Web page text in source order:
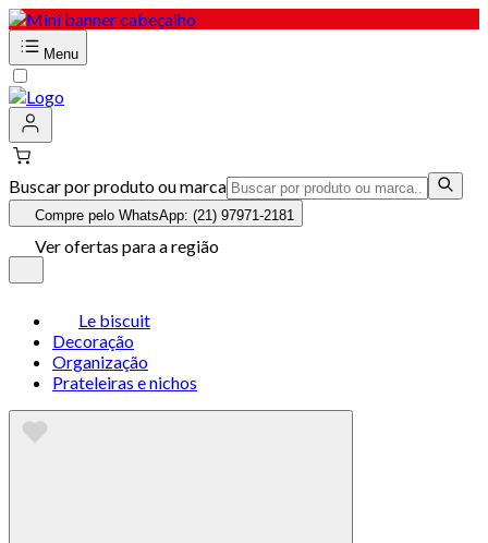
Menu
Buscar por produto ou marca
Compre pelo WhatsApp: (21) 97971-2181
Ver ofertas para a região
Le biscuit
Decoração
Organização
Prateleiras e nichos